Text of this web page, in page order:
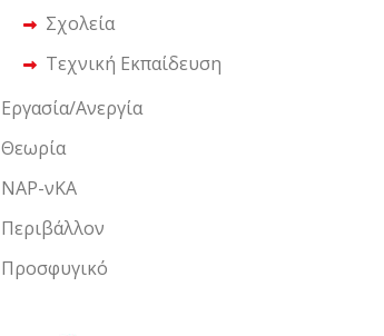
Σχολεία
Τεχνική Εκπαίδευση
Εργασία/Ανεργία
Θεωρία
ΝΑΡ-νΚΑ
Περιβάλλον
Προσφυγικό